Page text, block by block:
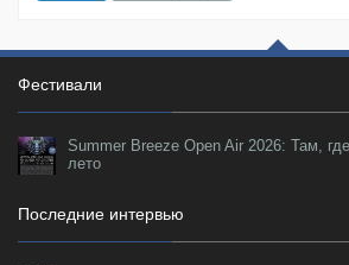
Фестивали
Summer Breeze Open Air 2026: Там,
лето
Последние интервью